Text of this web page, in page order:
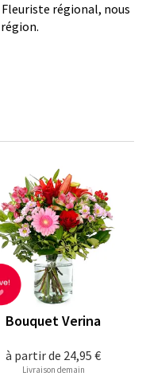
régional, nous
à partir de 24,95 €
Bouquet Verina
Livraison demain